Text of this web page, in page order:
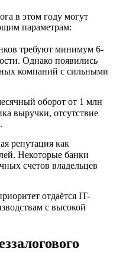
в этом году могут
параметрам:
требуют минимум 6-
Однако появились
компаний с сильными
оборот от 1 млн
выручки, отсутствие
репутация как
Некоторые банки
счетов владельцев
отдаётся IT-
с высокой